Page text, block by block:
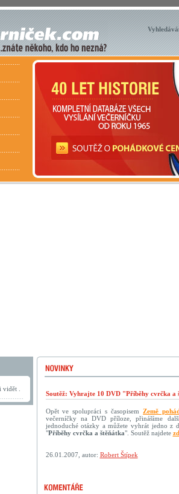
.
Soutěž: Vyhrajte 10 DVD "Příběhy cvrčka a
Opět ve spolupráci s časopisemZemě
večerníčky na DVD příloze, přinášíme
jednoduché otázky a můžete vyhrát jedno z
"Příběhy cvrčka a štěňátka". Soutěž najdete
26.01.2007, autor: Robert Štípek